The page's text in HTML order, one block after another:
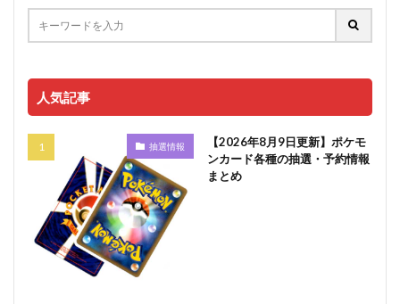
人気記事
抽選情報
【2026年8月9日更新】ポケモ
ンカード各種の抽選・予約情報
まとめ